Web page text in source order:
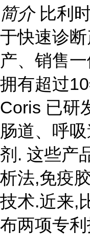
简介 比利
于快速诊
产、销售一
拥有超过
Coris 已研
肠道、呼
剂. 这些产
析法,免疫
技术.近来,
布两项专